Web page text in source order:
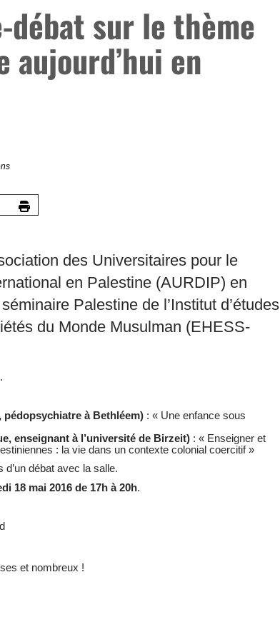
débat sur le thème
aujourd’hui en
des Universitaires pour le
en Palestine (AURDIP) en
Palestine de l’Institut d’études
du Monde Musulman (EHESS-
pédopsychiatre à Bethléem): « Une enfance sous
enseignant à l’université de Birzeit) : « Enseigner et
: la vie dans un contexte colonial coercitif »
débat avec la salle.
18 mai 2016 de 17h à 20h.
et nombreux !